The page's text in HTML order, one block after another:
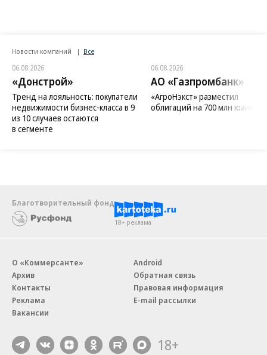
Новости компаний Все
06.08.2026
«Донстрой»
Тренд на лояльность: покупатели
недвижимости бизнес-класса в 9
из 10 случаев остаются
в сегменте
06.08.2026
АО «Газпромбанк»
«АгроНэкст» разместил
облигаций на 700 млн юаней
Благотворительный фонд
18+ реклама
О «Коммерсанте»
Архив
Контакты
Реклама
Вакансии
Android
Обратная связь
Правовая информация
E-mail рассылки
18+